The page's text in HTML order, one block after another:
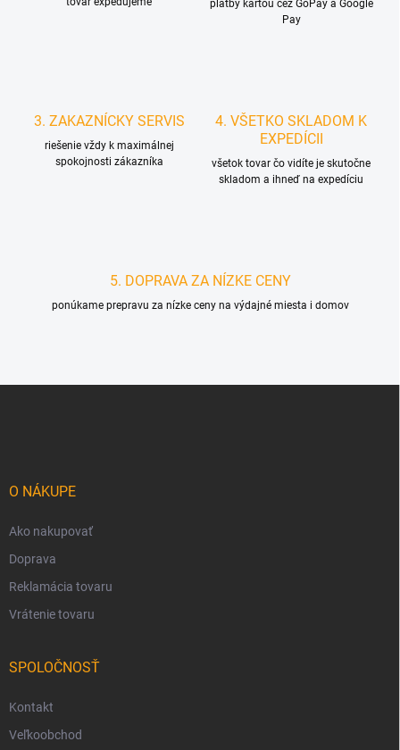
platby kartou cez GoPay a Google
Pay
3. ZAKAZNÍCKY SERVIS
riešenie vždy k maximálnej
spokojnosti zákazníka
4. VŠETKO SKLADOM K
EXPEDÍCII
všetok tovar čo vidíte je skutočne
skladom a ihneď na expedíciu
5. DOPRAVA ZA NÍZKE CENY
ponúkame prepravu za nízke ceny na výdajné miesta i domov
O NÁKUPE
Ako nakupovať
Doprava
Reklamácia tovaru
Vrátenie tovaru
SPOLOČNOSŤ
Kontakt
Veľkoobchod